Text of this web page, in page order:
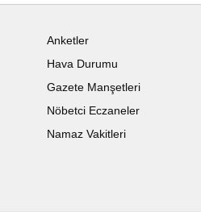
Anketler
Hava Durumu
Gazete Manşetleri
Nöbetci Eczaneler
Namaz Vakitleri